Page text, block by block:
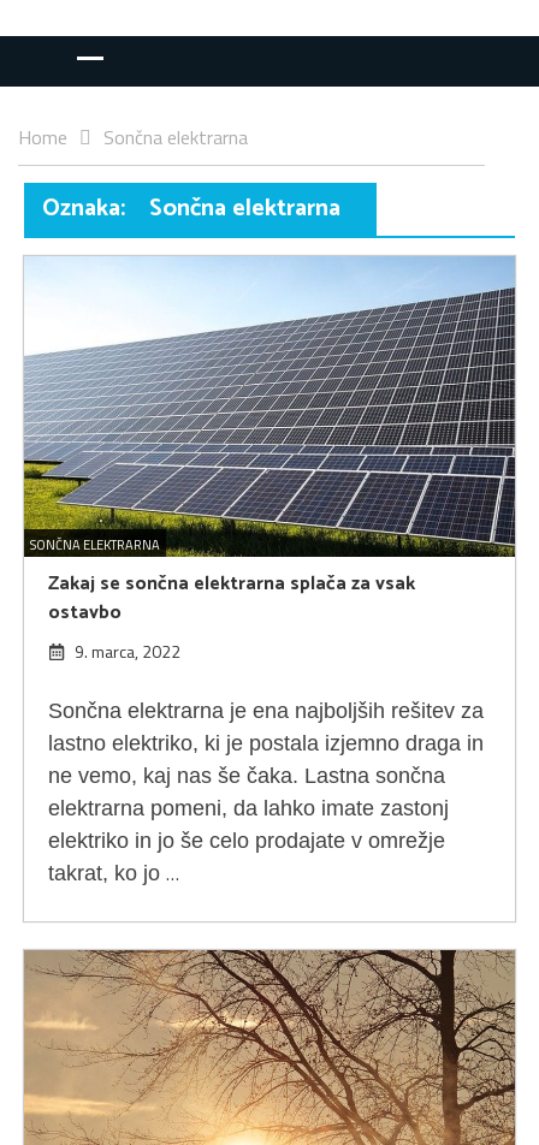
Home Sončna elektrarna
Oznaka: Sončna elektrarna
SONČNA ELEKTRARNA
Zakaj se sončna elektrarna splača za vsak
ostavbo
9. marca, 2022
Sončna elektrarna je ena najboljših rešitev za
lastno elektriko, ki je postala izjemno draga in
ne vemo, kaj nas še čaka. Lastna sončna
elektrarna pomeni, da lahko imate zastonj
elektriko in jo še celo prodajate v omrežje
takrat, ko jo …